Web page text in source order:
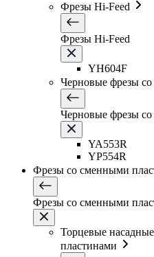
Фрезы Hi-Feed
Фрезы Hi-Feed
YH604F
Черновые фрезы
Черновые фрезы
YA553R
YP554R
Фрезы со сменными
Фрезы со сменными
Торцевые
пластинами